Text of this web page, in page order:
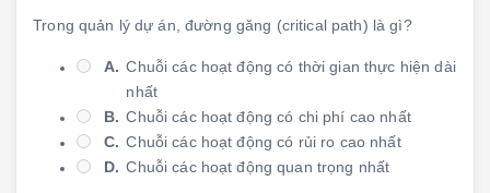
Trong quản lý dự án, đường găng (critical path) là gì?
A. Chuỗi các hoạt động có thời gian thực hiện dài
nhất
B. Chuỗi các hoạt động có chi phí cao nhất
C. Chuỗi các hoạt động có rủi ro cao nhất
D. Chuỗi các hoạt động quan trọng nhất